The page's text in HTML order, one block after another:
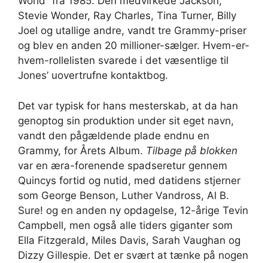
Stevie Wonder, Ray Charles, Tina Turner, Billy
Joel og utallige andre, vandt tre Grammy-priser
og blev en anden 20 millioner-sælger. Hvem-er-
hvem-rollelisten svarede i det væsentlige til
Jones’ uovertrufne kontaktbog.
Det var typisk for hans mesterskab, at da han
genoptog sin produktion under sit eget navn,
vandt den pågældende plade endnu en
Grammy, for Årets Album. Tilbage på blokken
var en æra-forenende spadseretur gennem
Quincys fortid og nutid, med datidens stjerner
som George Benson, Luther Vandross, Al B.
Sure! og en anden ny opdagelse, 12-årige Tevin
Campbell, men også alle tiders giganter som
Ella Fitzgerald, Miles Davis, Sarah Vaughan og
Dizzy Gillespie. Det er svært at tænke på nogen